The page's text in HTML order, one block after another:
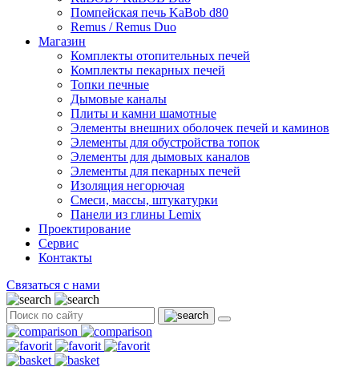
Помпейская печь KaBob d80
Remus / Remus Duo
Магазин
Комплекты отопительных печей
Комплекты пекарных печей
Топки печные
Дымовые каналы
Плиты и камни шамотные
Элементы внешних оболочек печей и каминов
Элементы для обустройства топок
Элементы для дымовых каналов
Элементы для пекарных печей
Изоляция негорючая
Смеси, массы, штукатурки
Панели из глины Lemix
Проектирование
Сервис
Контакты
Связаться с нами